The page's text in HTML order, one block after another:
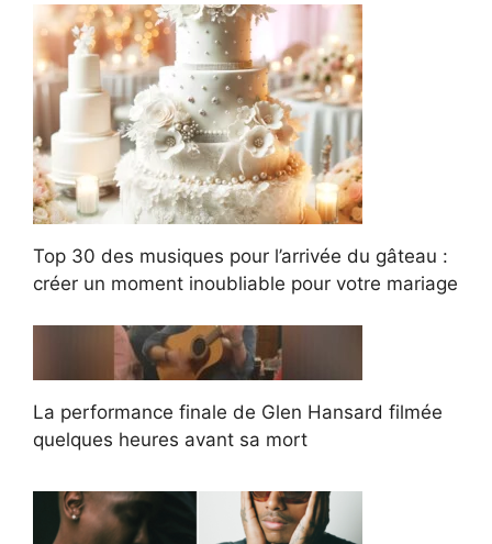
Top 30 des musiques pour l’arrivée du gâteau :
créer un moment inoubliable pour votre mariage
La performance finale de Glen Hansard filmée
quelques heures avant sa mort